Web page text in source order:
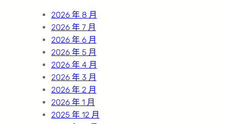
2026 年 8 月
2026 年 7 月
2026 年 6 月
2026 年 5 月
2026 年 4 月
2026 年 3 月
2026 年 2 月
2026 年 1 月
2025 年 12 月